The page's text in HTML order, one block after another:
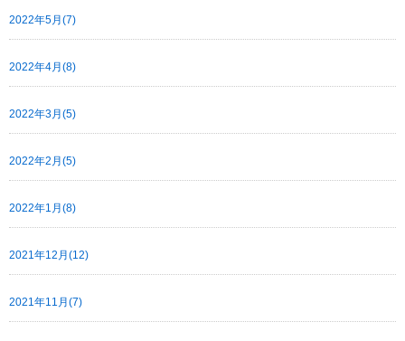
2022年5月(7)
2022年4月(8)
2022年3月(5)
2022年2月(5)
2022年1月(8)
2021年12月(12)
2021年11月(7)